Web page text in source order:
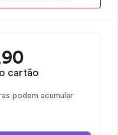
cartão
podem acumular